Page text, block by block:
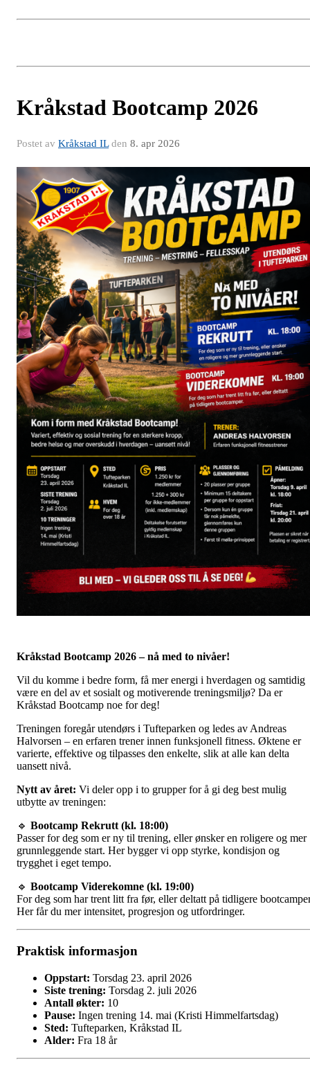
Kråkstad Bootcamp 2026
Postet av Kråkstad ILden 8. apr 2026
Kråkstad Bootcamp 2026 – nå med to nivåer!
Vil du komme i bedre form, få mer energi i hverdagen og samtidig
være en del av et sosialt og motiverende treningsmiljø? Da er
Kråkstad Bootcamp noe for deg!
Treningen foregår utendørs i Tufteparken og ledes av Andreas
Halvorsen – en erfaren trener innen funksjonell fitness. Øktene er
varierte, effektive og tilpasses den enkelte, slik at alle kan delta
uansett nivå.
Nytt av året: Vi deler opp i to grupper for å gi deg best mulig
utbytte av treningen:
🔹 Bootcamp Rekrutt (kl. 18:00)
Passer for deg som er ny til trening, eller ønsker en roligere og mer
grunnleggende start. Her bygger vi opp styrke, kondisjon og
trygghet i eget tempo.
🔹 Bootcamp Viderekomne (kl. 19:00)
For deg som har trent litt fra før, eller deltatt på tidligere
Her får du mer intensitet, progresjon og utfordringer.
Praktisk informasjon
Oppstart: Torsdag 23. april 2026
Siste trening: Torsdag 2. juli 2026
Antall økter: 10
Pause: Ingen trening 14. mai (Kristi Himmelfartsdag)
Sted: Tufteparken, Kråkstad IL
Alder: Fra 18 år